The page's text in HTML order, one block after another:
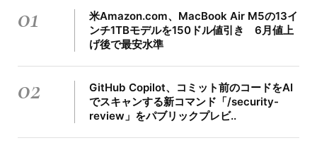
01
米Amazon.com、MacBook Air M5の13イ
ンチ1TBモデルを150ドル値引き 6月値上
げ後で最安水準
02
GitHub Copilot、コミット前のコードをAI
でスキャンする新コマンド「/security-
review」をパブリックプレビ..